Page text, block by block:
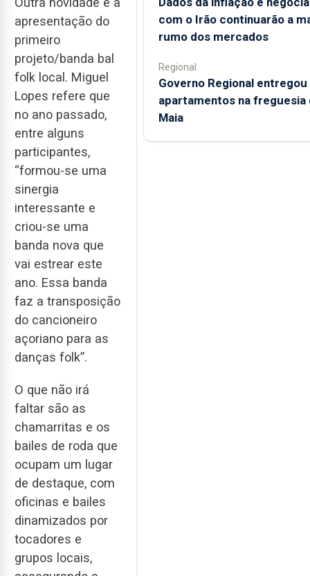
apresentação do
primeiro
projeto/banda bal
folk local. Miguel
Lopes refere que
no ano passado,
entre alguns
participantes,
“formou-se uma
sinergia
interessante e
criou-se uma
banda nova que
vai estrear este
ano. Essa banda
faz a transposição
do cancioneiro
açoriano para as
danças folk”.
O que não irá
faltar são as
chamarritas e os
bailes de roda que
ocupam um lugar
de destaque, com
oficinas e bailes
dinamizados por
tocadores e
grupos locais,
com o Irão continuarão a
rumo dos mercados
Regional
Governo Regional entregou
apartamentos na freguesia
Maia